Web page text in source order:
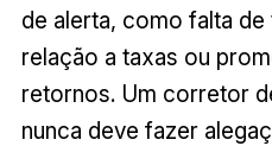
de alerta, como falta de
relação a taxas ou
retornos. Um corretor
nunca deve fazer